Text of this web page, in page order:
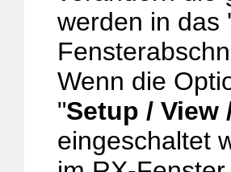
werden in das
Wenn die
"Setup /
eingeschaltet